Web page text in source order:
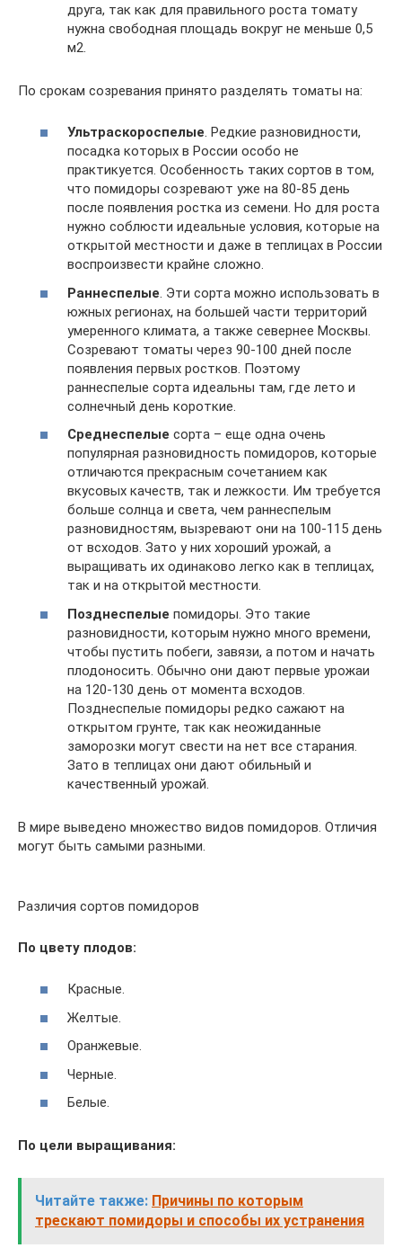
друга, так как для правильного роста томату
нужна свободная площадь вокруг не меньше 0,5
м2.
По срокам созревания принято разделять томаты на:
Ультраскороспелые. Редкие разновидности,
посадка которых в России особо не
практикуется. Особенность таких сортов в том,
что помидоры созревают уже на 80-85 день
после появления ростка из семени. Но для роста
нужно соблюсти идеальные условия, которые на
открытой местности и даже в теплицах в России
воспроизвести крайне сложно.
Раннеспелые. Эти сорта можно использовать в
южных регионах, на большей части территорий
умеренного климата, а также севернее Москвы.
Созревают томаты через 90-100 дней после
появления первых ростков. Поэтому
раннеспелые сорта идеальны там, где лето и
солнечный день короткие.
Среднеспелые сорта – еще одна очень
популярная разновидность помидоров, которые
отличаются прекрасным сочетанием как
вкусовых качеств, так и лежкости. Им требуется
больше солнца и света, чем раннеспелым
разновидностям, вызревают они на 100-115 день
от всходов. Зато у них хороший урожай, а
выращивать их одинаково легко как в теплицах,
так и на открытой местности.
Позднеспелые помидоры. Это такие
разновидности, которым нужно много времени,
чтобы пустить побеги, завязи, а потом и начать
плодоносить. Обычно они дают первые урожаи
на 120-130 день от момента всходов.
Позднеспелые помидоры редко сажают на
открытом грунте, так как неожиданные
заморозки могут свести на нет все старания.
Зато в теплицах они дают обильный и
качественный урожай.
В мире выведено множество видов помидоров. Отличия
могут быть самыми разными.
Различия сортов помидоров
По цвету плодов:
Красные.
Желтые.
Оранжевые.
Черные.
Белые.
По цели выращивания:
Читайте также: Причины по которым
трескают помидоры и способы их устранения